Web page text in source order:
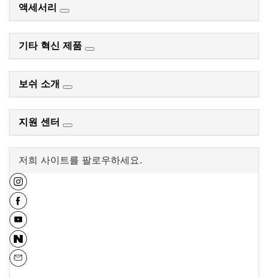
액세서리
기타 혁신 제품
보쉬 소개
지원 센터
저희 사이트를 팔로우하세요.